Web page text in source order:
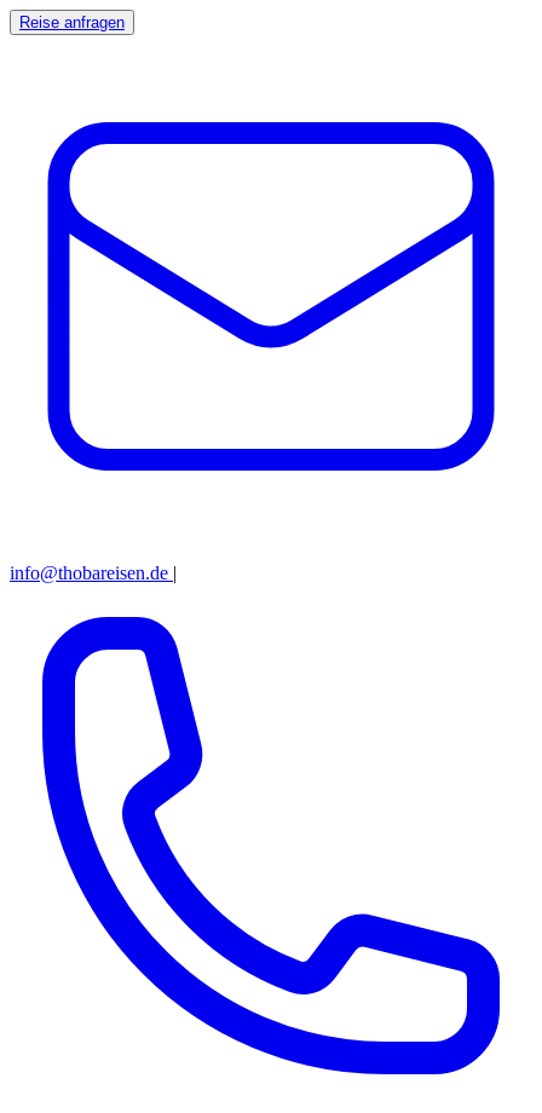
Reise anfragen
info@thobareisen.de |